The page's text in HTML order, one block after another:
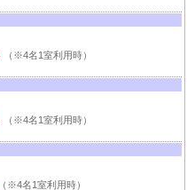
（※4名1室利用時）
（※4名1室利用時）
（※4名1室利用時）